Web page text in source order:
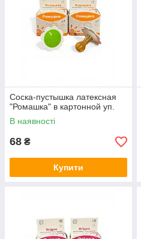
Соска-пустышка латексная
"Ромашка" в картонной уп.
В наявності
68 ₴
Купити